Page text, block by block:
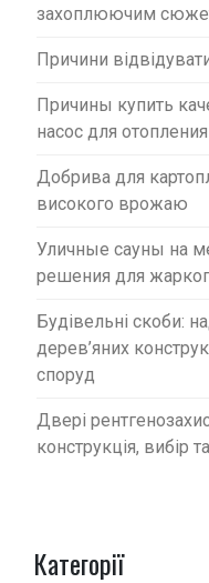
захоплюючим
Причини
Причины купить
насос для отопления
Добрива для
високого врожаю
Уличные сауны на
решения для
Будівельні скоби:
дерев’яних
споруд
Двері
конструкція, вибір
Категорії